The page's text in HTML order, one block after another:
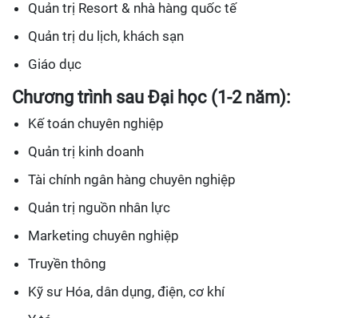
Quản trị Resort & nhà hàng quốc tế
Quản trị du lịch, khách sạn
Giáo dục
Chương trình sau Đại học (1-2 năm):
Kế toán chuyên nghiệp
Quản trị kinh doanh
Tài chính ngân hàng chuyên nghiệp
Quản trị nguồn nhân lực
Marketing chuyên nghiệp
Truyền thông
Kỹ sư Hóa, dân dụng, điện, cơ khí